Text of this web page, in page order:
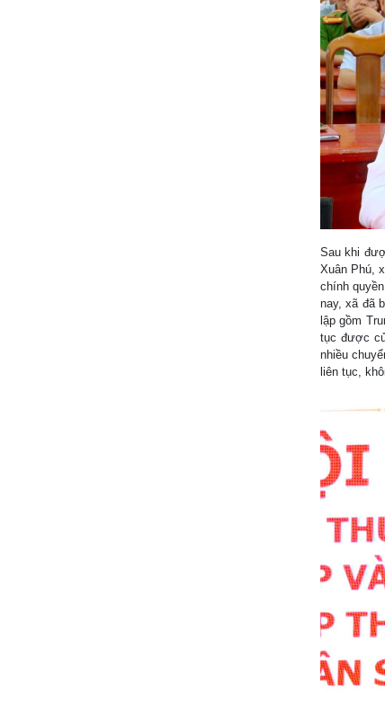
Sau khi
Xuân Phú,
chính
nay, xã đã
lập gồm
tục được
nhiều
liên tục,